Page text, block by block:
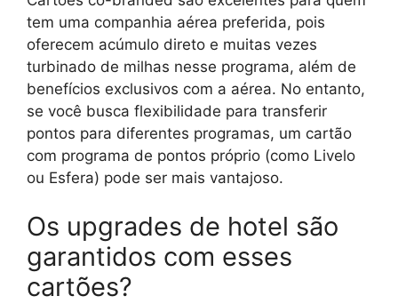
tem uma companhia aérea preferida, pois
oferecem acúmulo direto e muitas vezes
turbinado de milhas nesse programa, além de
benefícios exclusivos com a aérea. No entanto,
se você busca flexibilidade para transferir
pontos para diferentes programas, um cartão
com programa de pontos próprio (como Livelo
ou Esfera) pode ser mais vantajoso.
Os upgrades de hotel são
garantidos com esses
cartões?